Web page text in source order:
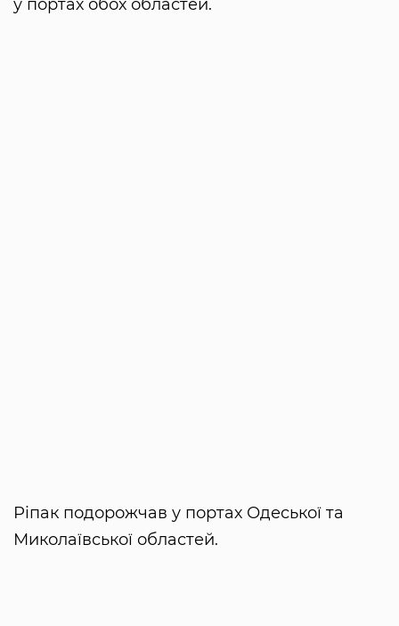
у портах обох областей.
Ріпак подорожчав у портах Одеської та
Миколаївської областей.